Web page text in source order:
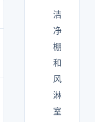
洁
净
棚
和
风
淋
室